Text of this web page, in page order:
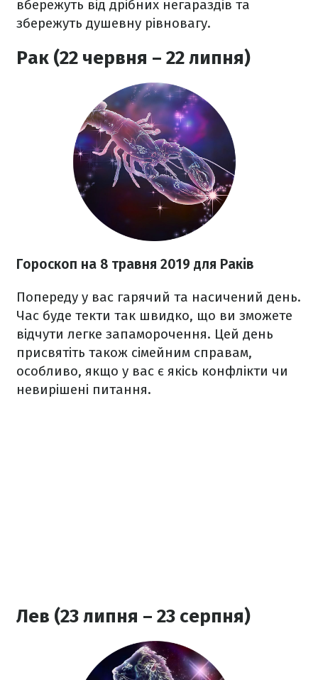
вбережуть від дрібних негараздів та
збережуть душевну рівновагу.
Рак (22 червня – 22 липня)
Гороскоп на 8 травня 2019 для Раків
Попереду у вас гарячий та насичений день.
Час буде текти так швидко, що ви зможете
відчути легке запаморочення. Цей день
присвятіть також сімейним справам,
особливо, якщо у вас є якісь конфлікти чи
невирішені питання.
Лев (23 липня – 23 серпня)